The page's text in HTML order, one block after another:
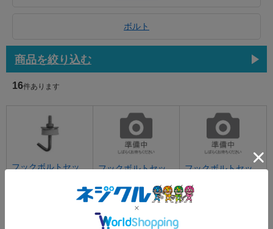
ボルト
商品を絞り込む
16件あります
フックボルトセッ
フックボルトセッ
フックボルトセッ